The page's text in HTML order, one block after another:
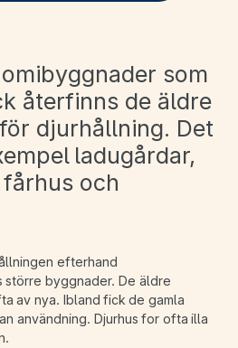
som
återfinns de äldre
djurhållning. Det
ladugårdar,
och
efterhand
byggnader. De äldre
av nya. Ibland fick de gamla
användning. Djurhus for ofta illa